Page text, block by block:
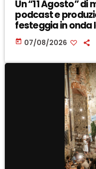
Un “11 Agosto”
podcast e
festeggia in onda
today 07/08/2026